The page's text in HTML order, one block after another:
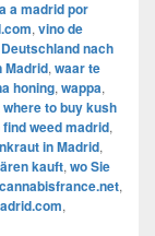
a madrid por
, vino de
nach
Madrid, waar te
honing, wappa,
where to buy kush
weed madrid,
in Madrid,
kauft, wo Sie
,
,